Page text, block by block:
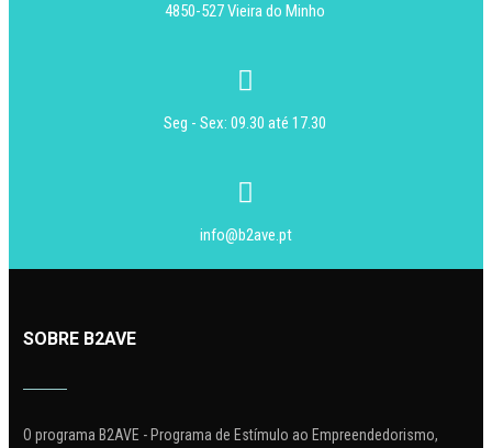
4850-527 Vieira do Minho
Seg - Sex: 09.30 até 17.30
info@b2ave.pt
SOBRE B2AVE
O programa B2AVE - Programa de Estímulo ao Empreendedorismo,